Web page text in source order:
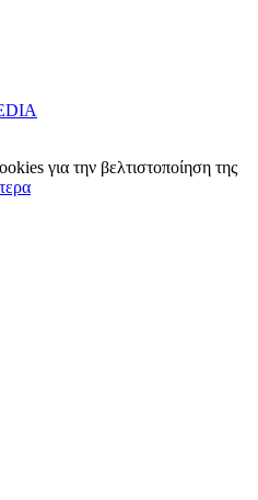
για την βελτιστοποίηση της